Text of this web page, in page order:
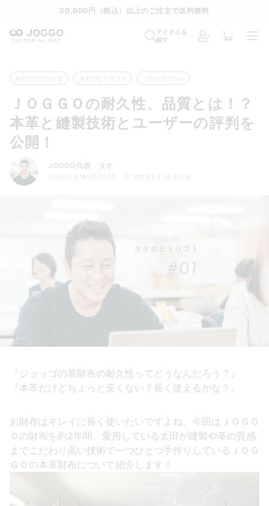
通常便 8/28 特急便 8/22 超特急便−
アイテムを
探す
あなたとつながる タオのヒトリゴト つながるコラム
ＪＯＧＧＯの耐久性、品質とは！？
本革と縫製技術とユーザーの評判を
公開！
JOGGO代表 タオ
2021.3.19 07:10:32 2023.6.5 04:32:09
『ジョッゴの革財布の耐久性ってどうなんだろう？』
『本革だけどちょっと安くない？長く使えるかな？』
お財布はキレイに長く使いたいですよね。今回はＪＯＧＧ
Ｏの財布を約2年間、愛用している太田が縫製や革の質感
までこだわり高い技術で一つひとつ手作りしているＪＯＧ
ＧＯの本革財布について紹介します！